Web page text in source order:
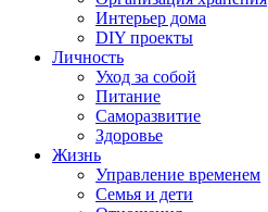
Интерьер дома
DIY проекты
Личность
Уход за собой
Питание
Саморазвитие
Здоровье
Жизнь
Управление временем
Семья и дети